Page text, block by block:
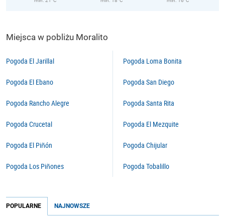
Miejsca w pobliżu Moralito
Pogoda El Jarillal
Pogoda El Ebano
Pogoda Rancho Alegre
Pogoda Crucetal
Pogoda El Piñón
Pogoda Los Piñones
Pogoda Loma Bonita
Pogoda San Diego
Pogoda Santa Rita
Pogoda El Mezquite
Pogoda Chijular
Pogoda Tobalillo
POPULARNE NAJNOWSZE